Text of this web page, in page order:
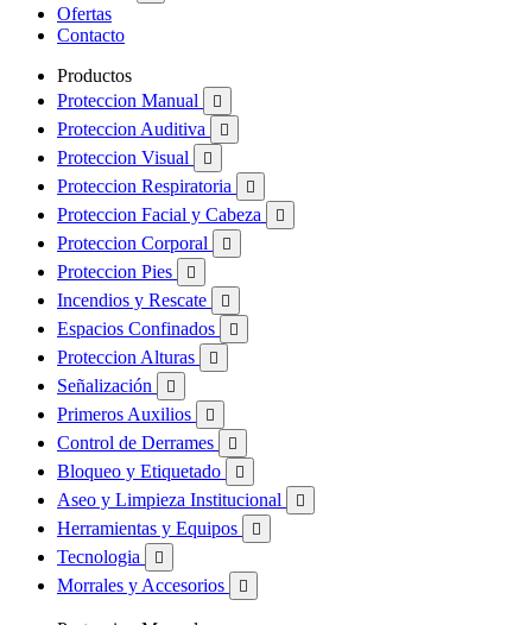
Ofertas
Contacto
Productos
Proteccion Manual

Proteccion Auditiva 
Proteccion Visual 
Proteccion Respiratoria 
Proteccion Facial y Cabeza 
Proteccion Corporal 
Proteccion Pies 
Incendios y Rescate 
Espacios Confinados 
Proteccion Alturas 
Señalización 
Primeros Auxilios 
Control de Derrames 
Bloqueo y Etiquetado 
Aseo y Limpieza Institucional 
Herramientas y Equipos 
Tecnologia 
Morrales y Accesorios 